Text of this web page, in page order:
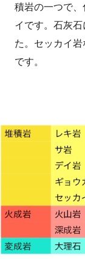
積岩の一つで
イです。石灰
た。セッカイ
です。